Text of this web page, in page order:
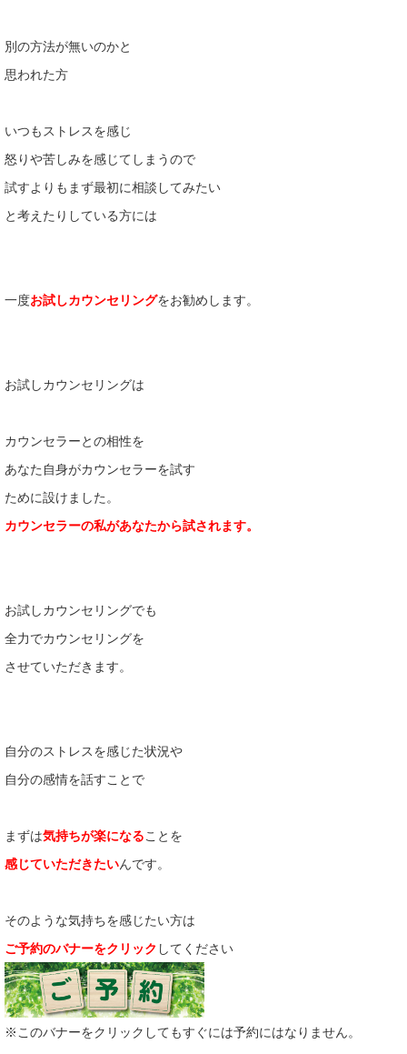
別の方法が無いのかと
思われた方
いつもストレスを感じ
怒りや苦しみを感じてしまうので
試すよりもまず最初に相談してみたい
と考えたりしている方には
一度お試しカウンセリングをお勧めします。
お試しカウンセリングは
カウンセラーとの相性を
あなた自身がカウンセラーを試す
ために設けました。
カウンセラーの私があなたから試されます。
お試しカウンセリングでも
全力でカウンセリングを
させていただきます。
自分のストレスを感じた状況や
自分の感情を話すことで
まずは気持ちが楽になることを
感じていただきたいんです。
そのような気持ちを感じたい方は
ご予約のバナーをクリック してください
※このバナーをクリックしてもすぐには予約にはなりません。